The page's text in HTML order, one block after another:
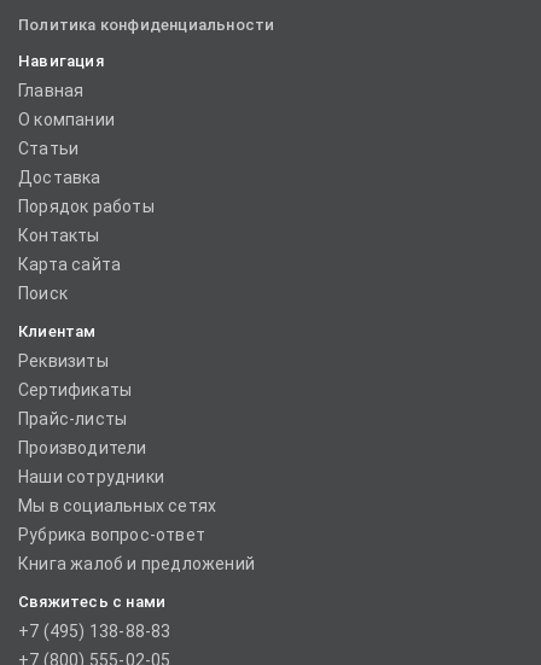
Политика конфиденциальности
Навигация
Главная
О компании
Статьи
Доставка
Порядок работы
Контакты
Карта сайта
Поиск
Клиентам
Реквизиты
Сертификаты
Прайс-листы
Производители
Наши сотрудники
Мы в социальных сетях
Рубрика вопрос-ответ
Книга жалоб и предложений
Свяжитесь с нами
+7 (495) 138-88-83
+7 (800) 555-02-05